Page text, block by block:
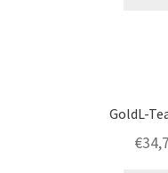
GoldL-
€